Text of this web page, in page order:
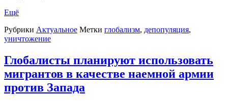
Ещё
Рубрики Актуальное Метки глобализм, депопуляция,
уничтожение
Глобалисты планируют использовать
мигрантов в качестве наемной армии
против Запада